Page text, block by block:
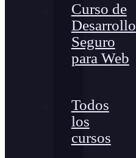
Curso de
Desarrollo
Seguro
para Web
Todos
los
cursos